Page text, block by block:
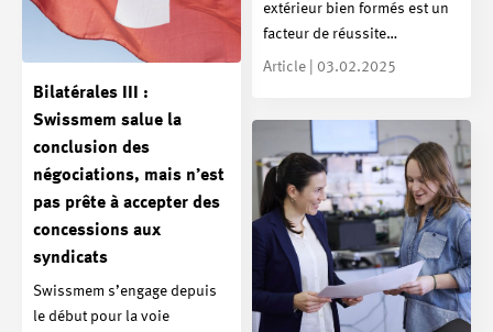
extérieur bien formés est un
facteur de réussite…
Article | 03.02.2025
Bilatérales III :
Swissmem salue la
conclusion des
négociations, mais n’est
pas prête à accepter des
concessions aux
syndicats
Swissmem s’engage depuis
le début pour la voie